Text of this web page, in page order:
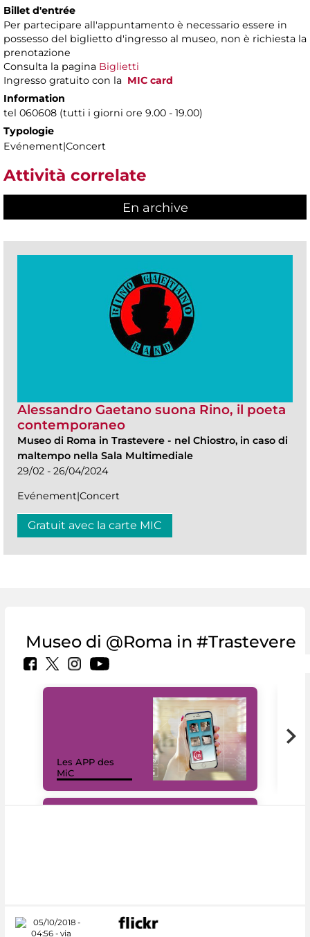
Billet d'entrée
Per partecipare all'appuntamento è necessario essere in
possesso del biglietto d'ingresso al museo, non è richiesta la
prenotazione
Consulta la pagina Biglietti
Ingresso gratuito con la MIC card
Information
tel 060608 (tutti i giorni ore 9.00 - 19.00)
Typologie
Evénement|Concert
Attività correlate
En archive
Alessandro Gaetano suona Rino, il poeta
contemporaneo
Museo di Roma in Trastevere - nel Chiostro, in caso di
maltempo nella Sala Multimediale
29/02 - 26/04/2024
Evénement|Concert
Gratuit avec la carte MIC
Museo di @Roma in #Trastevere
Les APP des
MiC